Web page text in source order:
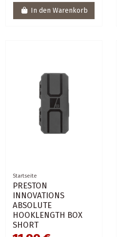
In den Warenkorb
Startseite
PRESTON
INNOVATIONS
ABSOLUTE
HOOKLENGTH BOX
SHORT